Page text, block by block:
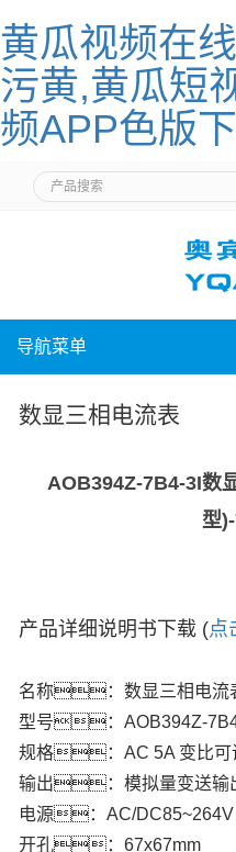
黄瓜视频在
污黄,黄瓜短
频APP色版
导航菜单
数显三相电流表
AOB394Z-7B4-3I数
型
产品详细说明书下载 (点
名称：数显三相电流
型号：AOB394Z-
规格：AC 5A 变比可
输出：模拟量变送输
电源：AC/DC85~264V
开孔：67x67mm